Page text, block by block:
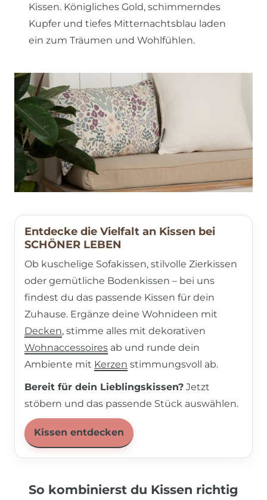
Kissen. Königliches Gold, schimmerndes
Kupfer und tiefes Mitternachtsblau laden
ein zum Träumen und Wohlfühlen.
Entdecke die Vielfalt an Kissen bei
SCHÖNER LEBEN
Ob kuschelige Sofakissen, stilvolle Zierkissen
oder gemütliche Bodenkissen – bei uns
findest du das passende Kissen für dein
Zuhause. Ergänze deine Wohnideen mit
Decken, stimme alles mit dekorativen
Wohnaccessoires ab und runde dein
Ambiente mit Kerzen stimmungsvoll ab.
Bereit für dein Lieblingskissen? Jetzt
stöbern und das passende Stück auswählen.
Kissen entdecken
So kombinierst du Kissen richtig